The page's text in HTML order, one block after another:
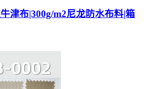
津布|300g/m2尼龙防水布料|箱